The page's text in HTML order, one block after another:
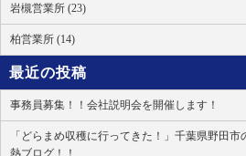
岩槻営業所 (23)
柏営業所 (14)
最近の投稿
事務員募集！！会社説明会を開催します！
「どらまめ収穫に行ってきた！」千葉県野田
熱ブログ！！